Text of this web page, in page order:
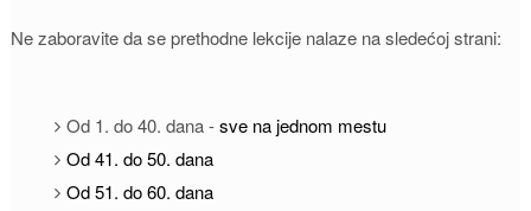
Ne zaboravite da se prethodne lekcije nalaze na sledećoj strani:
Od 1. do 40. dana -sve na jednom mestu
Od 41. do 50. dana
Od 51. do 60. dana